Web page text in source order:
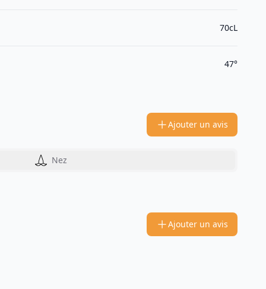
70cL
47°
Ajouter un avis
Nez
Ajouter un avis